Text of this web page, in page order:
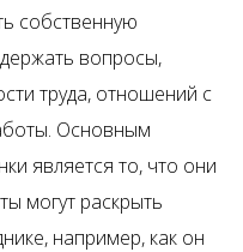
собственную
вопросы,
труда, отношений с
Основным
является то, что они
могут раскрыть
например, как он